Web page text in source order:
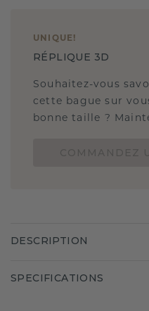
UNIQUE !
RÉPLIQUE 3D
Souhaitez-vous
cette bague sur
bonne taille ?
DESCRIPTION
SPECIFICATIONS